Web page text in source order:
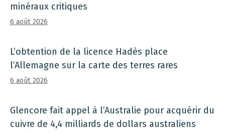
minéraux critiques
6 août 2026
L’obtention de la licence Hadès place
l’Allemagne sur la carte des terres rares
6 août 2026
Glencore fait appel à l’Australie pour acquérir du
cuivre de 4,4 milliards de dollars australiens